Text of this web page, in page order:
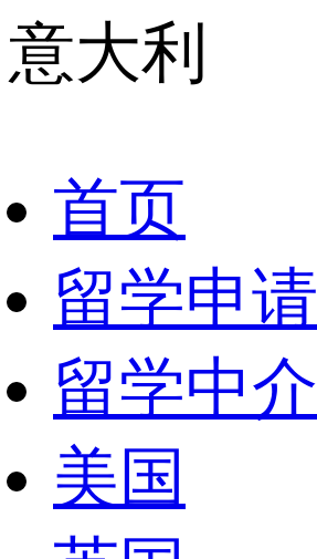
意大利
首页
留学申请
留学中介
美国